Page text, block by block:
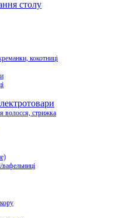
столу
кокотниці
волосся, стрижка
вафельниці